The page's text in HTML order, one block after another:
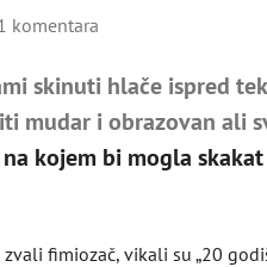
komentara
skinuti hlače ispred
mudar i obrazovan ali
kojem bi mogla skakat
fimiozač, vikali su „20